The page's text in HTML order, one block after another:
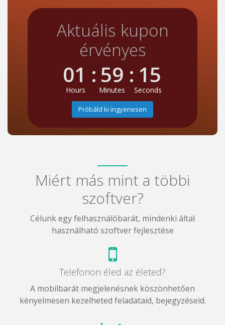
Aktuális kupon
érvényes
01 : 59 : 14
Hours Minutes Seconds
Próbáld ki ingyenesen
Miért más mint a többi
szoftver?
Célunk egy felhasználóbarát, mindenki által
használható szoftver fejlesztése
Telefonon éled az életed?
A mobilbarát megjelenésnek köszönhetően
kényelmesen kezelheted feladataid, bejegyzéseid.